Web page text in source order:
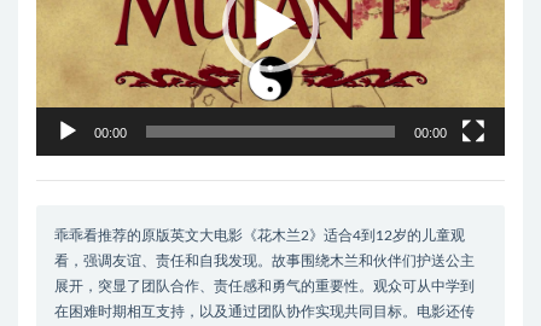
00:00 00:00
乖乖看推荐的原版英文大电影《花木兰2》适合4到12岁的儿童观
看，强调友谊、责任和自我发现。故事围绕木兰和伙伴们护送公主
展开，突显了团队合作、责任感和勇气的重要性。观众可从中学到
在困难时期相互支持，以及通过团队协作实现共同目标。电影还传